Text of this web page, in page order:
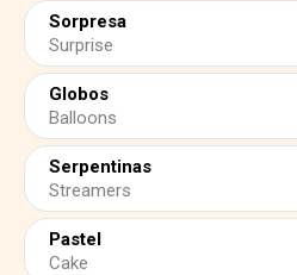
Sorpresa
Surprise
Globos
Balloons
Serpentinas
Streamers
Pastel
Cake